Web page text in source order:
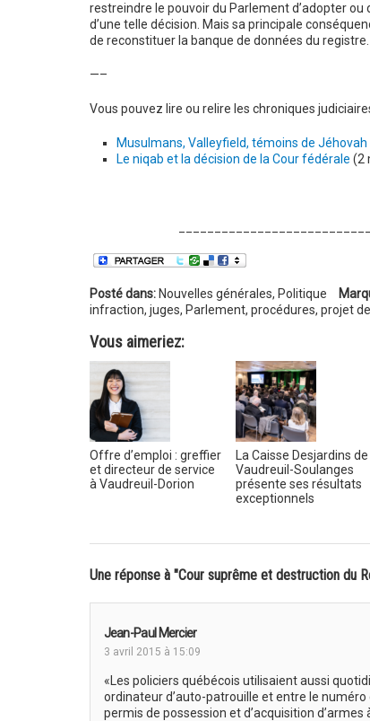
restreindre le pouvoir du Parlement d’adopter ou
d’une telle décision. Mais sa principale
de reconstituer la banque de données du
—–
Vous pouvez lire ou relire les chroniques
Musulmans, Valleyfield, témoins de
Le niqab et la décision de la Cour fédérale (2
Posté dans: Nouvelles générales, Politique
infraction, juges, Parlement, procédures, projet
Vous aimeriez:
Offre d’emploi : greffier
et directeur de service
à Vaudreuil-Dorion
La Caisse Desjardins de
Vaudreuil-Soulanges
présente ses résultats
exceptionnels
Une réponse à "Cour suprême et destruction du
Jean-Paul Mercier
3 avril 2015 à 15:09
«Les policiers québécois utilisaient aussi
ordinateur d’auto-patrouille et entre le
permis de possession et d’acquisition